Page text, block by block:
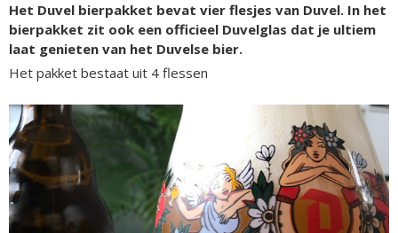
Het Duvel bierpakket bevat vier flesjes van Duvel. In het
bierpakket zit ook een officieel Duvelglas dat je ultiem
laat genieten van het Duvelse bier.
Het pakket bestaat uit 4 flessen